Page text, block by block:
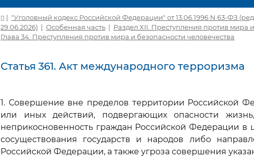
| "Уголовный кодекс Российской Федерации" от 13.06.1996 N 63-ФЗ
29.06.2026) | Особенная часть | Раздел XII. Преступления против мира
Глава 34. Преступления против мира и безопасности человечества
Статья 361. Акт международного терроризма
1. Совершение вне пределов территории Российской
или иных действий, подвергающих опасности
неприкосновенность граждан Российской Федерации в
сосуществования государств и народов либо
Российской Федерации, а также угроза совершения